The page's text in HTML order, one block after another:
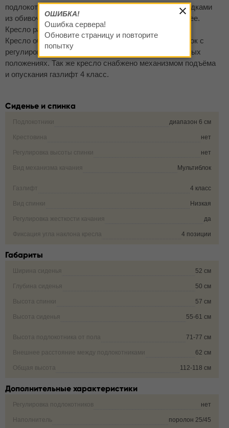
подлокотники эргономичной формы с мягкими накладками
из обивочного материала делают кресло еще удобнее.
Кресло рассчитано на вес до 140 кг.
Кресло оборудовано механизмом качания мультиблок с
регулировкой жесткости качания и фиксацией в любых
положениях. Так же кресло снабжено механизмом подъёма
и опускания газлифт 4 класс.
Сиденье и спинка
Подлокотники диапазон 6 см
Крестовина нет
Регулировка высоты спинки нет
Вид механизма качания Мультиблок
Газлифт 4 класс
Вид спинки Низкая
Регулировка жесткости качания да
Фиксация угла наклона кресла 4 позиции
Габариты
Ширина сиденья 52 см
Глубина сиденья 50 см
Высота спинки 57 см
Высота сиденья 55-61 см
Высота подлокотника от пола 71-77 см
Внешнее расстояние между подлокотниками 62 см
Общая высота 112-118 см
Дополнительные характеристики
Регулировка подлокотников нет
Наполнитель поролон 25/45
ОШИБКА!
Ошибка сервера!
Обновите страницу и повторите
попытку